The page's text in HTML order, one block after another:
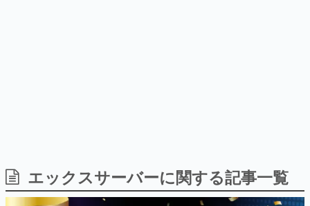
日本のコンテンツ産業やカルチャーに与えた影響を探る企
画です。
エックスサーバーに関する記事一覧